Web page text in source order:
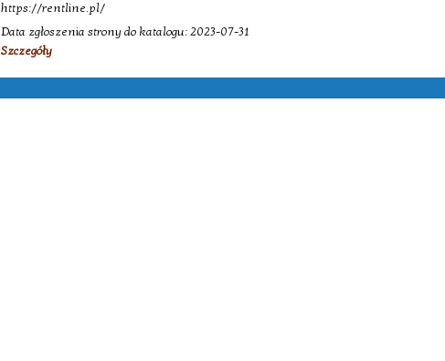
https://rentline.pl/
Data zgłoszenia strony do katalogu: 2023-07-31
Szczegóły